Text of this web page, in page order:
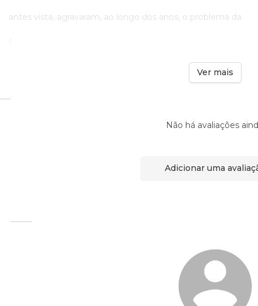
antes vista, agravaram, ao longo dos anos, o problema da
Ver mais
Não há avaliações
Adicionar uma